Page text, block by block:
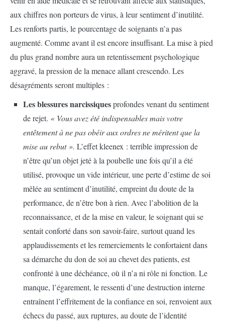
aux chiffres non porteurs de virus, à leur sentiment d’inutilité.
Les renforts partis, le pourcentage de soignants n’a pas
augmenté. Comme avant il est encore insuffisant. La mise à pied
du plus grand nombre aura un retentissement psychologique
aggravé, la pression de la menace allant crescendo. Les
désagréments seront multiples :
Les blessures narcissiquesprofondes venant du sentiment
de rejet. « Vous avez été indispensables mais votre
entêtement à ne pas obéir aux ordres ne méritent que la
mise au rebut ». L’effet kleenex : terrible impression de
n’être qu’un objet jeté à la poubelle une fois qu’il a été
utilisé, provoque un vide intérieur, une perte d’estime de soi
mêlée au sentiment d’inutilité, empreint du doute de la
performance, de n’être bon à rien. Avec l’abolition de la
reconnaissance, et de la mise en valeur, le soignant qui se
sentait conforté dans son savoir-faire, surtout quand les
applaudissements et les remerciements le confortaient dans
sa démarche du don de soi au chevet des patients, est
confronté à une déchéance, où il n’a ni rôle ni fonction. Le
manque, l’égarement, le ressenti d’une destruction interne
entraînent l’effritement de la confiance en soi, renvoient aux
échecs du passé, aux ruptures, au doute de l’identité